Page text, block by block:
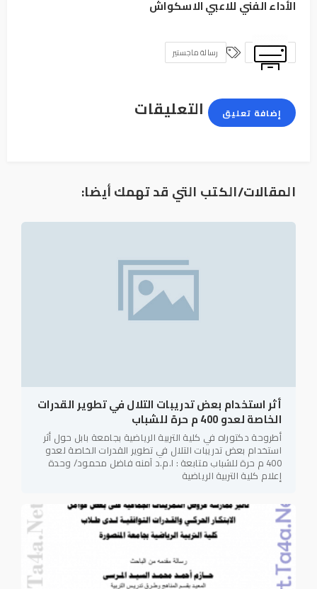
الأداء الفني للاعبي الاسكواش
رسالة ماجستير
التعليقات إضافة تعليق
المقالات/الكتب التي قد تهمك أيضا:
أثر استخدام بعض تدريبات التلال في تطوير القدرات
الخاصة لعدو 400 م حرة للشباب
أطروحة دكتوراه في كلية التربية الرياضية بجامعة بابل حول أثر
استخدام بعض تدريبات التلال في تطوير القدرات الخاصة لعدو
400 م حرة للشباب متابعة : ا.م.د آمنه فاضل محمود/ وحدة
إعلام كلية التربية الرياضية